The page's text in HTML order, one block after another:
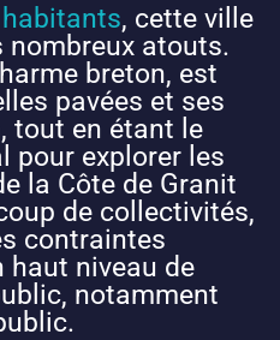
, cette ville
nombreux atouts.
breton, est
pavées et ses
tout en étant le
pour explorer les
la Côte de Granit
de collectivités,
contraintes
haut niveau de
notamment